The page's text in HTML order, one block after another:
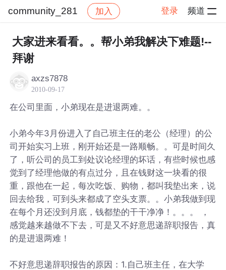
community_281 加入 登录 频道
社区 community_281 帖子详情
大家进来看看。。帮小弟我解决下难题!--
拜谢
axzs7878
2010-09-17
在公司里面，小弟现在是进退两难。。
小弟今年3月份进入了自己班主任的老公（经理）的公
司开始实习上班，刚开始还是一路顺畅。。可是时间久
了，听公司的员工到处议论经理的坏话，有些时候也感
觉到了经理他做的有点过分，且在钱财这一块看的很
重，跟他在一起，每次吃饭、购物，都叫我垫出来，说
回去给我，可到头来都成了空头支票。。小弟我做到现
在每个月还没到月底，钱都垫的干干净净！。。。 ，
感觉越来越做不下去，可是又不好意思递辞职报告，真
的是进退两难！
不好意思递辞职报告的原因：1.自己班主任，在大学